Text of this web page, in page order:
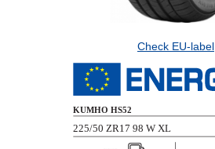
Check EU-label